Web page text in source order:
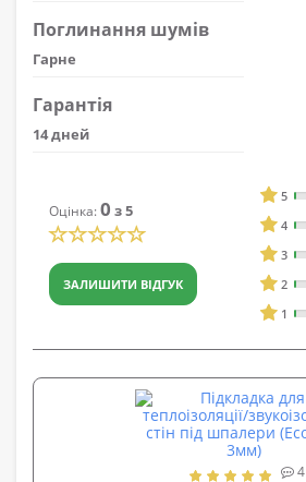
Поглинання шумів
Гарне
Гарантія
14 дней
Оцінка:0 з 5
ЗАЛИШИТИ ВІДГУК
5
4
3
2
1
4